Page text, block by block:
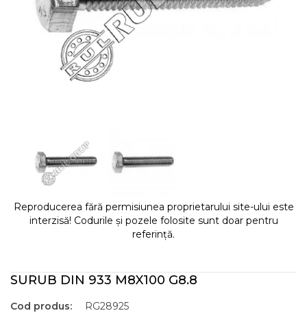
Reproducerea fără permisiunea proprietarului site-ului este
interzisă! Codurile și pozele folosite sunt doar pentru
referință.
SURUB DIN 933 M8X100 G8.8
Cod produs:
RG28925